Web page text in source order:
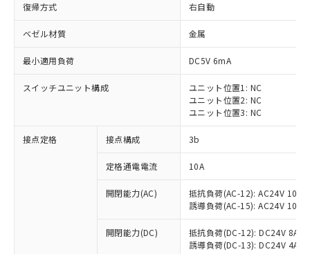
復帰方式 右自動
ベゼル材質 金属
最小適用負荷 DC5V 6mA
スイッチユニット構成
ユニット位置1: NC
ユニット位置2: NC
ユニット位置3: NC
接点定格 接点構成 3b
定格通電電流 10A
開閉能力(AC)
抵抗負荷(AC-12): AC24V 10A/
誘導負荷(AC-15): AC24V
開閉能力(DC)
抵抗負荷(DC-12): DC24V 8A/
誘導負荷(DC-13): DC24V 4A/
ご利用条件
対応済み：EU RoHS指令（10物質）の
非含有に対応した製品が提供可能な商品で
有に対応した製品に切り替える予定のある